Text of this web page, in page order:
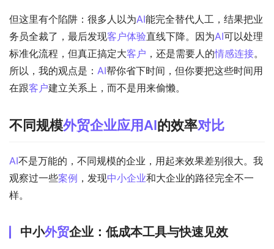
但这里有个陷阱：很多人以为AI能完全替代人工，结果把业
务员全裁了，最后发现客户体验直线下降。因为AI可以处理
标准化流程，但真正搞定大客户 ，还是需要人的情感连接。
所以，我的观点是： AI帮你省下时间，但你要把这些时间用
在跟客户建立关系上，而不是用来偷懒。
不同规模外贸企业应用AI的效率对比
AI不是万能的，不同规模的企业，用起来效果差别很大。我
观察过一些案例 ，发现中小企业和大企业的路径完全不一
样。
中小外贸企业：低成本工具与快速见效